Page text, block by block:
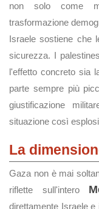
non solo come
trasformazione
Israele sostiene che
sicurezza. I
l'effetto concreto sia
parte sempre più
giustificazione
situazione così
La
Gaza non è mai
riflette sull'intero
direttamente Israele